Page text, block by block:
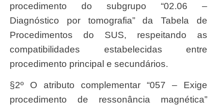
procedimento do subgrupo “02.06 –
Diagnóstico por tomografia” da Tabela de
Procedimentos do SUS, respeitando as
compatibilidades estabelecidas entre
procedimento principal e secundários.
§2º O atributo complementar “057 – Exige
procedimento de ressonância magnética”